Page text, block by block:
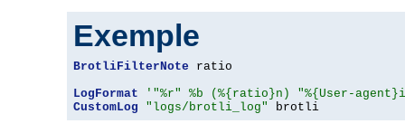
Exemple
BrotliFilterNote ratio
LogFormat
'"%r" %b (%{ratio}n) "%{User-
CustomLog
"logs/brotli_log" brotli